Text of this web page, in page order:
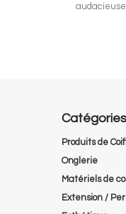
Catégories
Produits de
Onglerie
Matériels de
Extension /